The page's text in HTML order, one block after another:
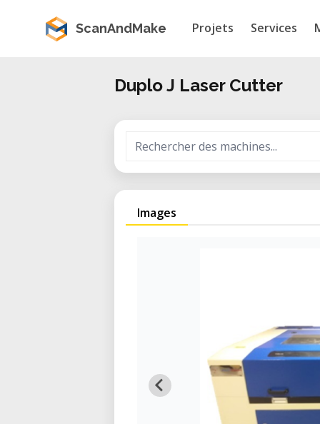
ScanAndMake Projets Services
Duplo J Laser Cutter
Images